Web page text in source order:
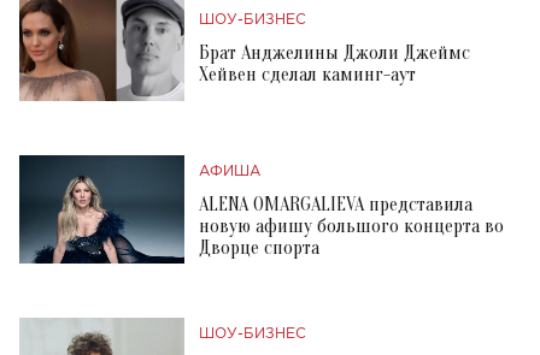
ШОУ-БИЗНЕС
Брат Анджелины Джоли Джеймс
Хейвен сделал каминг-аут
АФИША
ALENA OMARGALIEVA представила
новую афишу большого концерта во
Дворце спорта
ШОУ-БИЗНЕС